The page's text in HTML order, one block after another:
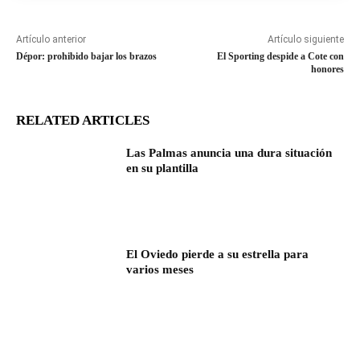
Artículo anterior
Dépor: prohibido bajar los brazos
Artículo siguiente
El Sporting despide a Cote con
honores
RELATED ARTICLES
Las Palmas anuncia una dura situación
en su plantilla
El Oviedo pierde a su estrella para
varios meses